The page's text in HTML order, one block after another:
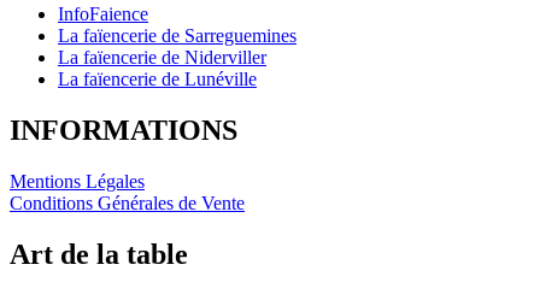
InfoFaience
La faïencerie de Sarreguemines
La faïencerie de Niderviller
La faïencerie de Lunéville
INFORMATIONS
Mentions Légales
Conditions Générales de Vente
Art de la table